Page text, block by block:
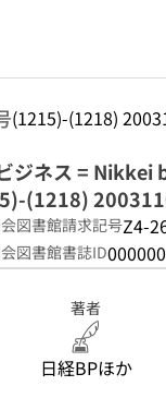
(1215)-(1218)
ジネス = Nikkei
(1218)
図書館請求記号Z4-
図書館書誌ID
著者
日経BPほか